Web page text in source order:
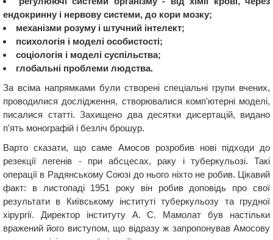
ендокринну і нервову системи, до кори мозку;
механізми розуму і штучний інтелект;
психологія і моделі особистості;
соціологія і моделі суспільства;
глобальні проблеми людства.
За всіма напрямками були створені спеціальні групи вчених,
проводилися дослідження, створювалися комп'ютерні моделі,
писалися статті. Захищено два десятки дисертацій, видано
п'ять монографій і безліч брошур.
Варто сказати, що саме Амосов розробив нові підходи до
резекції легенів - при абсцесах, раку і туберкульозі. Такі
операції в Радянському Союзі до нього ніхто не робив. Цікавий
факт: в листопаді 1951 року він робив доповідь про свої
результати в Київському інституті туберкульозу та грудної
хірургії. Директор інституту А. С. Мамолат був настільки
вражений його виступом, що відразу ж запропонував Амосову